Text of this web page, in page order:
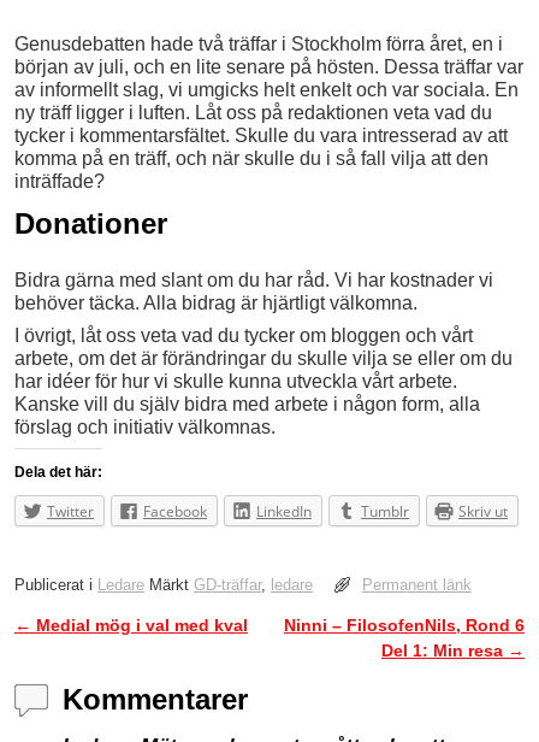
Genusdebatten hade två träffar i Stockholm förra året, en i
början av juli, och en lite senare på hösten. Dessa träffar var
av informellt slag, vi umgicks helt enkelt och var sociala. En
ny träff ligger i luften. Låt oss på redaktionen veta vad du
tycker i kommentarsfältet. Skulle du vara intresserad av att
komma på en träff, och när skulle du i så fall vilja att den
inträffade?
Donationer
Bidra gärna med slant om du har råd. Vi har kostnader vi
behöver täcka. Alla bidrag är hjärtligt välkomna.
I övrigt, låt oss veta vad du tycker om bloggen och vårt
arbete, om det är förändringar du skulle vilja se eller om du
har idéer för hur vi skulle kunna utveckla vårt arbete.
Kanske vill du själv bidra med arbete i någon form, alla
förslag och initiativ välkomnas.
Dela det här:
Twitter Facebook LinkedIn Tumblr Skriv ut
Publicerat i Ledare Märkt GD-träffar, ledare Permanent länk
Inläggsnavigering
← Medial mög i val med kval
Ninni – FilosofenNils, Rond 6
Del 1: Min resa →
Kommentarer